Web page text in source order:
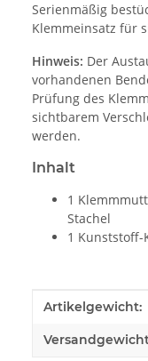
Serienmäßig
Klemmeinsatz für
Hinweis: Der
vorhandenen
Prüfung des
sichtbarem
werden.
Inhalt
1
Stachel
1 Kunststoff-
Wert
Artikelgewicht: